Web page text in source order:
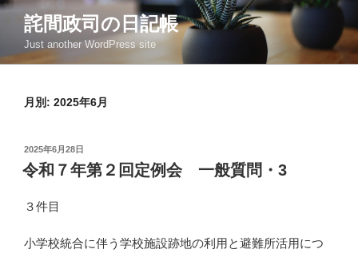
コ
ン
詫間政司の日記帳
Just another WordPress site
月別: 2025年6月
投
稿
日:
2025年6月28日
令和７年第２回定例会 一般質問・3
３件目
小学校統合に伴う学校施設跡地の利用と避難所活用につ